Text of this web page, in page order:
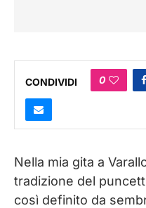
CONDIVIDI 0
Nella mia gita a
tradizione del
così definito da